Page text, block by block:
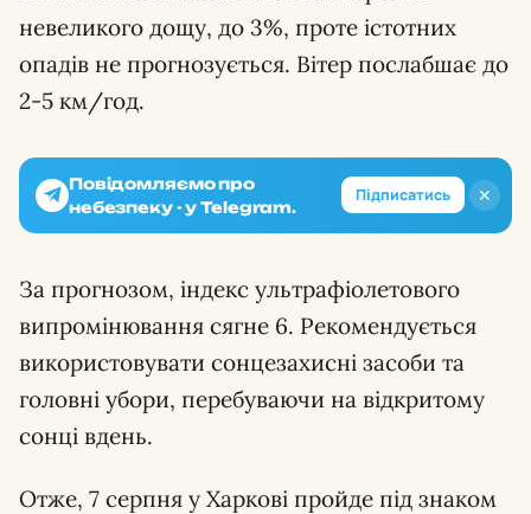
невеликого дощу, до 3%, проте істотних
опадів не прогнозується. Вітер послабшає до
2-5 км/год.
✕
Повідомляємо про
небезпеку - у Telegram.
Підписатись
За прогнозом, індекс ультрафіолетового
випромінювання сягне 6. Рекомендується
використовувати сонцезахисні засоби та
головні убори, перебуваючи на відкритому
сонці вдень.
Отже, 7 серпня у Харкові пройде під знаком